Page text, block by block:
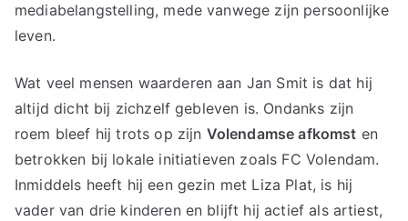
mediabelangstelling, mede vanwege zijn persoonlijke
leven.
Wat veel mensen waarderen aan Jan Smit is dat hij
altijd dicht bij zichzelf gebleven is. Ondanks zijn
roem bleef hij trots op zijn Volendamse afkomst en
betrokken bij lokale initiatieven zoals FC Volendam.
Inmiddels heeft hij een gezin met Liza Plat, is hij
vader van drie kinderen en blijft hij actief als artiest,